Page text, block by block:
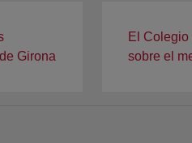
Girona
El
sobre el